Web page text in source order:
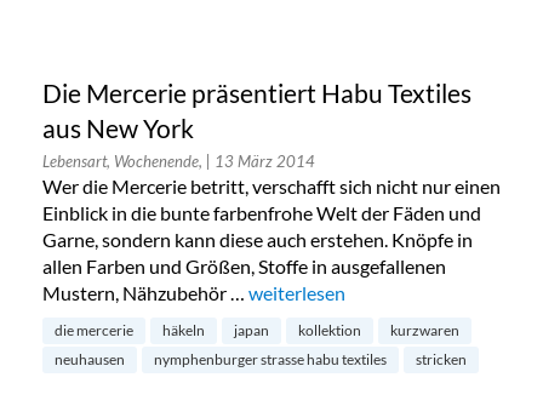
Die Mercerie präsentiert Habu Textiles
aus New York
Lebensart, Wochenende, | 13 März 2014
Wer die Mercerie betritt, verschafft sich nicht nur einen
Einblick in die bunte farbenfrohe Welt der Fäden und
Garne, sondern kann diese auch erstehen. Knöpfe in
allen Farben und Größen, Stoffe in ausgefallenen
Mustern, Nähzubehör … „Die Mercerie präsentiert Habu
weiterlesen
die mercerie häkeln japan kollektion
kurzwaren
neuhausen
nymphenburger strasse habu textiles stricken